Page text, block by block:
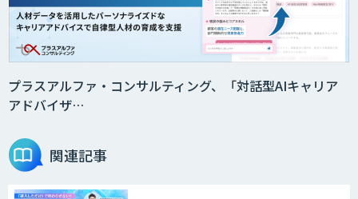
プラスアルファ・コンサルティング、「対話型AIキャリア
アドバイザ…
関連記事